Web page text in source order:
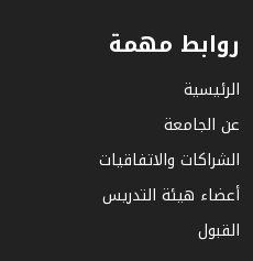
روابط مهمة
الرئيسية
عن الجامعة
الشراكات والاتفاقيات
أعضاء هيئة التدريس
القبول